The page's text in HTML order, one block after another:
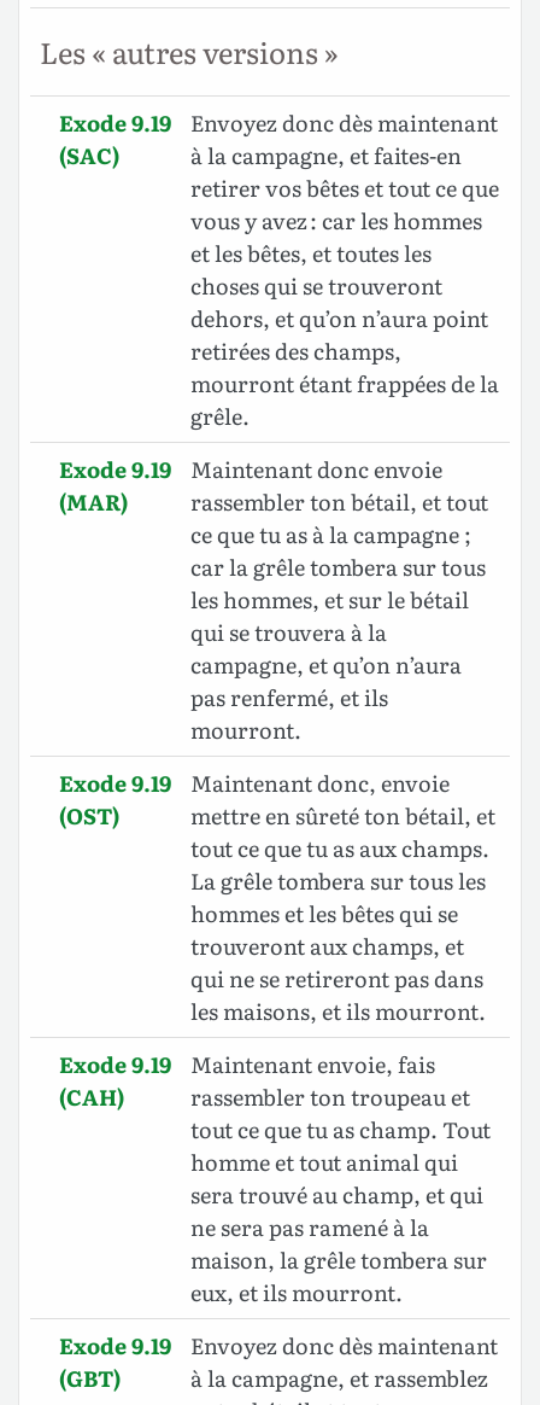
Les « autres versions »
Exode 9.19
(SAC)
Envoyez donc dès maintenant
à la campagne, et faites-en
retirer vos bêtes et tout ce que
vous y avez : car les hommes
et les bêtes, et toutes les
choses qui se trouveront
dehors, et qu’on n’aura point
retirées des champs,
mourront étant frappées de la
grêle.
Exode 9.19
(MAR)
Maintenant donc envoie
rassembler ton bétail, et tout
ce que tu as à la campagne ;
car la grêle tombera sur tous
les hommes, et sur le bétail
qui se trouvera à la
campagne, et qu’on n’aura
pas renfermé, et ils
mourront.
Exode 9.19
(OST)
Maintenant donc, envoie
mettre en sûreté ton bétail, et
tout ce que tu as aux champs.
La grêle tombera sur tous les
hommes et les bêtes qui se
trouveront aux champs, et
qui ne se retireront pas dans
les maisons, et ils mourront.
Exode 9.19
(CAH)
Maintenant envoie, fais
rassembler ton troupeau et
tout ce que tu as champ. Tout
homme et tout animal qui
sera trouvé au champ, et qui
ne sera pas ramené à la
maison, la grêle tombera sur
eux, et ils mourront.
Exode 9.19
(GBT)
Envoyez donc dès maintenant
à la campagne, et rassemblez